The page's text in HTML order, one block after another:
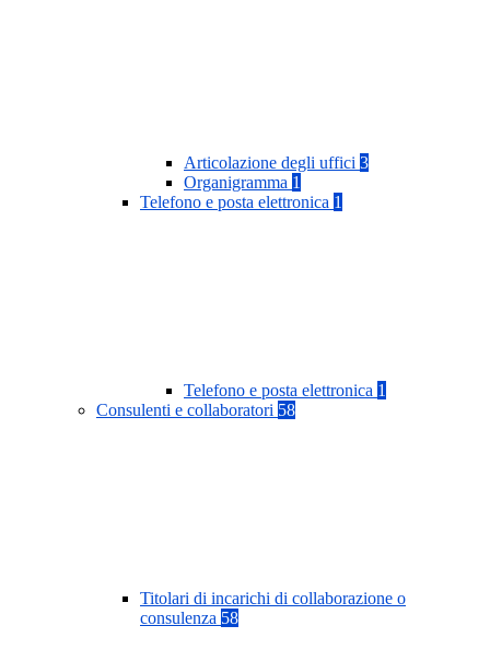
Articolazione degli uffici 3
Organigramma 1
Telefono e posta elettronica 1
Telefono e posta elettronica 1
Consulenti e collaboratori 58
Titolari di incarichi di collaborazione o
consulenza 58